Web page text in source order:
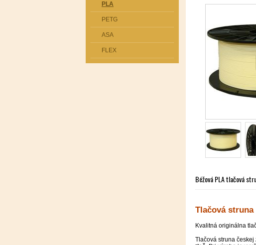
PLA
PETG
ASA
FLEX
Béžová PLA tlačová
Tlačová struna
Kvalitná originálna
Tlačová struna českej